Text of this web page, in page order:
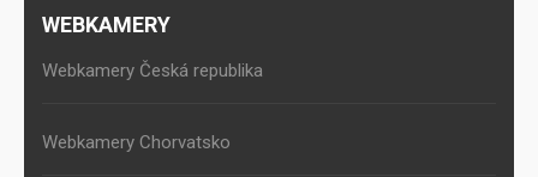
WEBKAMERY
Webkamery Česká republika
Webkamery Chorvatsko